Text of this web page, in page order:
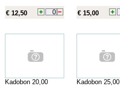
€ 12,50 € 15,00
Kadobon 20,00 Kadobon 25,00